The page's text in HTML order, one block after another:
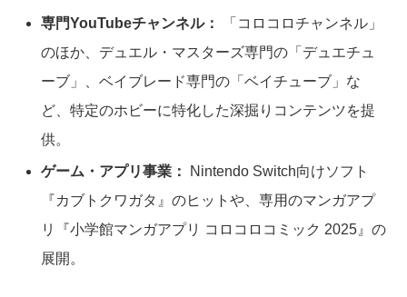
専門YouTubeチャンネル：
「コロコロチャンネル」
のほか、デュエル・マスターズ専門の「デュエチュ
ーブ」、ベイブレード専門の「ベイチューブ」な
ど、特定のホビーに特化した深掘りコンテンツを提
供。
ゲーム・アプリ事業：
Nintendo Switch向けソフト
『カブトクワガタ』のヒットや、専用のマンガアプ
リ『小学館マンガアプリ コロコロコミック 2025』の
展開。